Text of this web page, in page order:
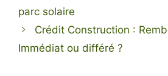
parc solaire
Crédit Construction :
Immédiat ou différé ?